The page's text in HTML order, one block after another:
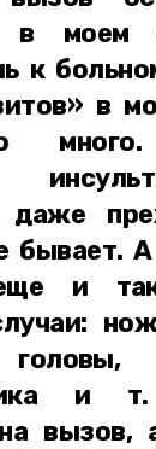
в моем
к
в
бывает. А
и
и
вызов,